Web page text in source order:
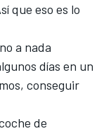
que eso es lo
a nada
días en un
conseguir
de